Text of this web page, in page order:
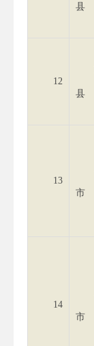
县
12
县
13
市
14
市